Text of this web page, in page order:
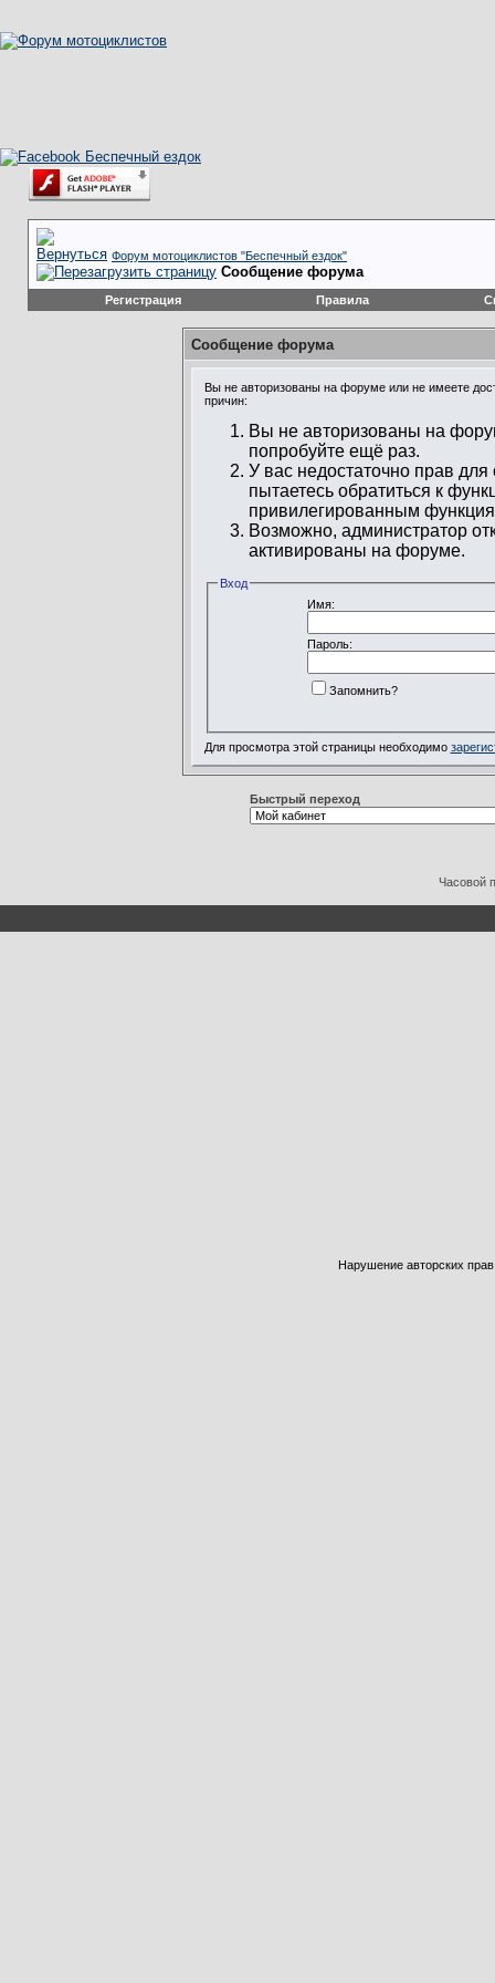
Форум мотоциклистов "Беспечный ездок"
Сообщение форума
Регистрация Правила
Сообщение форума
Вы не авторизованы на форуме или не имеете
причин:
Вы не авторизованы на
попробуйте ещё раз.
У вас недостаточно прав
пытаетесь обратиться к
привилегированным
Возможно, администратор
активированы на форуме.
Вход
Имя:
Пароль:
Запомнить?
Для просмотра этой страницы необходимо
Быстрый переход
Часовой
Нарушение авторских